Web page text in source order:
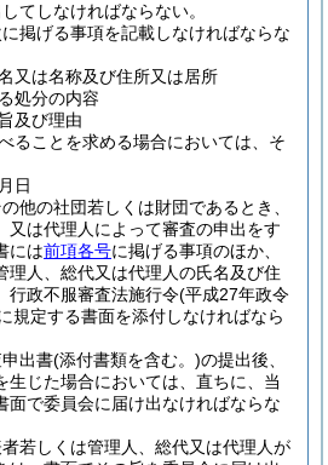
てしなければならない。
掲げる事項を記載しなければならな
又は名称及び住所又は居所
処分の内容
及び理由
ることを求める場合においては、そ
日
他の社団若しくは財団であるとき、
又は代理人によって審査の申出をす
には前項各号に掲げる事項のほか、
理人、総代又は代理人の氏名及び住
行政不服審査法施行令(平成27年政令
規定する書面を添付しなければなら
出書(添付書類を含む。)の提出後、
生じた場合においては、直ちに、当
面で委員会に届け出なければならな
若しくは管理人、総代又は代理人が